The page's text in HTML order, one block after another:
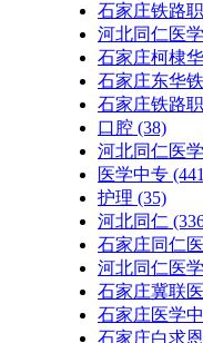
石家庄铁路
河北同仁医
石家庄柯棣
石家庄东华
石家庄铁路
口腔 (38)
河北同仁医
医学中专
护理 (35)
河北同仁
石家庄同仁
河北同仁医学
石家庄冀联
石家庄医学
石家庄白求